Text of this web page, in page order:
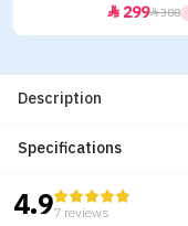
 299388
Description
Specifications
4.97 reviews